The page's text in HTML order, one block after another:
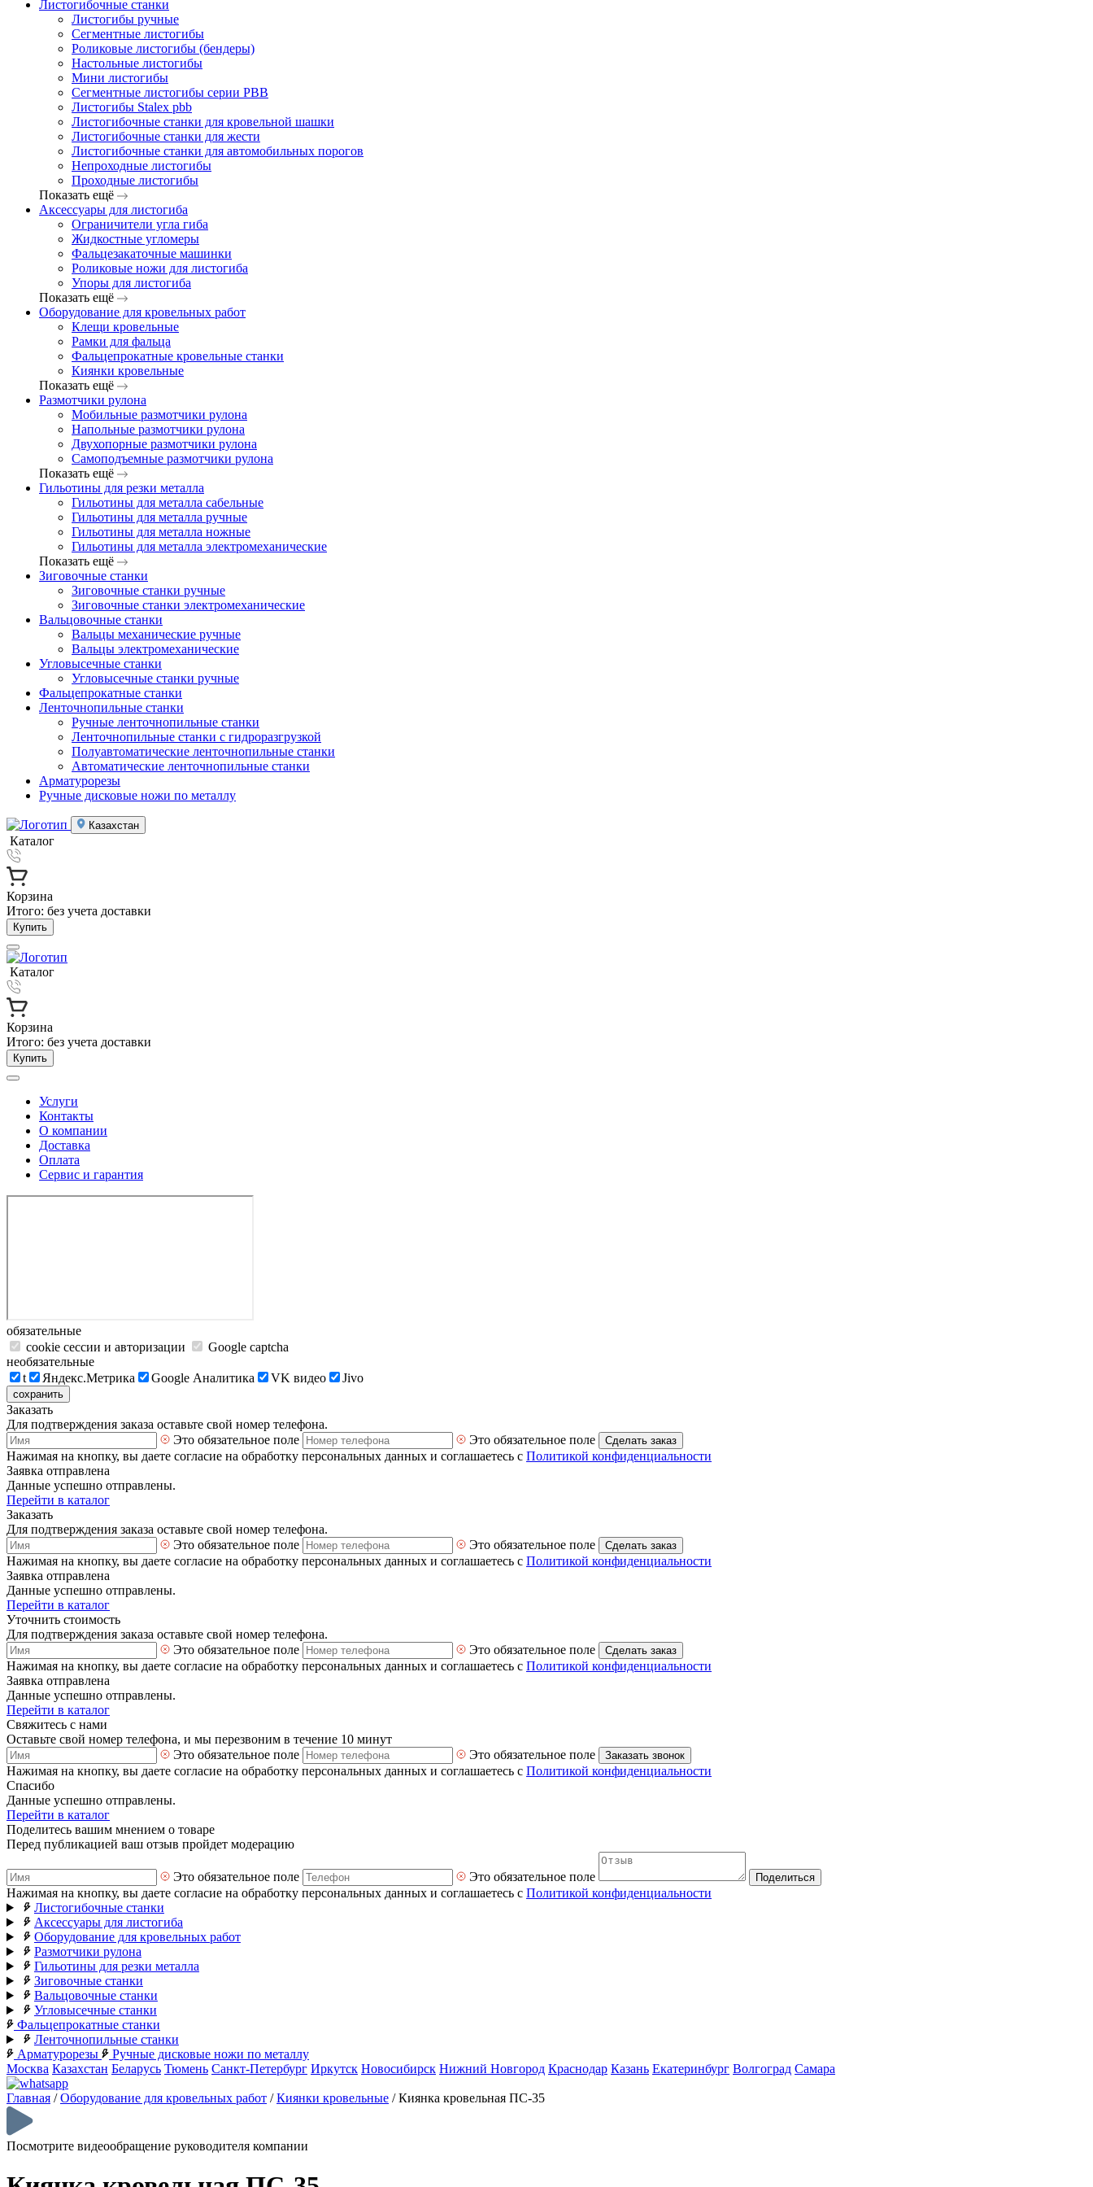
Листогибочные станки
Листогибы ручные
Сегментные листогибы
Роликовые листогибы (бендеры)
Настольные листогибы
Мини листогибы
Сегментные листогибы серии PBB
Листогибы Stalex pbb
Листогибочные станки для кровельной шашки
Листогибочные станки для жести
Листогибочные станки для автомобильных порогов
Непроходные листогибы
Проходные листогибы
Показать ещё
Аксессуары для листогиба
Ограничители угла гиба
Жидкостные угломеры
Фальцезакаточные машинки
Роликовые ножи для листогиба
Упоры для листогиба
Показать ещё
Оборудование для кровельных работ
Клещи кровельные
Рамки для фальца
Фальцепрокатные кровельные станки
Киянки кровельные
Показать ещё
Размотчики рулона
Мобильные размотчики рулона
Напольные размотчики рулона
Двухопорные размотчики рулона
Самоподъемные размотчики рулона
Показать ещё
Гильотины для резки металла
Гильотины для металла сабельные
Гильотины для металла ручные
Гильотины для металла ножные
Гильотины для металла электромеханические
Показать ещё
Зиговочные станки
Зиговочные станки ручные
Зиговочные станки электромеханические
Вальцовочные станки
Вальцы механические ручные
Вальцы электромеханические
Угловысечные станки
Угловысечные станки ручные
Фальцепрокатные станки
Ленточнопильные станки
Ручные ленточнопильные станки
Ленточнопильные станки с гидроразгрузкой
Полуавтоматические ленточнопильные станки
Автоматические ленточнопильные станки
Арматурорезы
Ручные дисковые ножи по металлу
Казахстан
Каталог
Корзина
Итого: без учета доставки
Купить
Каталог
Корзина
Итого: без учета доставки
Купить
Услуги
Контакты
О компании
Доставка
Оплата
Сервис и гарантия
обязательные
cookie сессии и авторизации
Google captcha
необязательные
t
Яндекс.Метрика Google Аналитика VK видео Jivo
сохранить
Заказать
Для подтверждения заказа оставьте свой номер телефона.
Это обязательное поле
Это обязательное поле Сделать заказ
Нажимая на кнопку, вы даете согласие на обработку персональных данных и соглашаетесь с Политикой конфиденциальности
Заявка отправлена
Данные успешно отправлены.
Перейти в каталог
Заказать
Для подтверждения заказа оставьте свой номер телефона.
Это обязательное поле
Это обязательное поле Сделать заказ
Нажимая на кнопку, вы даете согласие на обработку персональных данных и соглашаетесь с Политикой конфиденциальности
Заявка отправлена
Данные успешно отправлены.
Перейти в каталог
Уточнить стоимость
Для подтверждения заказа оставьте свой номер телефона.
Это обязательное поле
Это обязательное поле Сделать заказ
Нажимая на кнопку, вы даете согласие на обработку персональных данных и соглашаетесь с Политикой конфиденциальности
Заявка отправлена
Данные успешно отправлены.
Перейти в каталог
Свяжитесь с нами
Оставьте свой номер телефона, и мы перезвоним в течение 10 минут
Это обязательное поле
Это обязательное поле Заказать звонок
Нажимая на кнопку, вы даете согласие на обработку персональных данных и соглашаетесь с Политикой конфиденциальности
Спасибо
Данные успешно отправлены.
Перейти в каталог
Поделитесь вашим мнением о товаре
Перед публикацией ваш отзыв пройдет модерацию
Это обязательное поле Это обязательное поле Поделиться
Нажимая на кнопку, вы даете согласие на обработку персональных данных и соглашаетесь с Политикой конфиденциальности
Листогибочные станки
Аксессуары для листогиба
Оборудование для кровельных работ
Размотчики рулона
Гильотины для резки металла
Зиговочные станки
Вальцовочные станки
Угловысечные станки
Фальцепрокатные станки
Ленточнопильные станки
Арматурорезы
Ручные дисковые ножи по металлу
Москва Казахстан Беларусь Тюмень Санкт-Петербург Иркутск Новосибирск Нижний Новгород Краснодар Казань Екатеринбург Волгоград Самара
Главная /Оборудование для кровельных работ /Киянки кровельные /Киянка кровельная ПС-35
Посмотрите видеообращение руководителя компании